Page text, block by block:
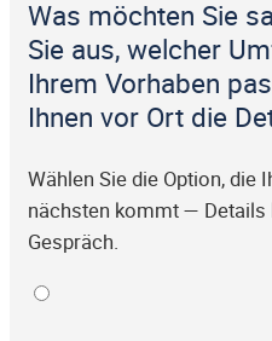
Was möchten Sie
Sie aus, welcher
Ihrem Vorhaben
Ihnen vor Ort die
Wählen Sie die Option, die
nächsten kommt —
Gespräch.